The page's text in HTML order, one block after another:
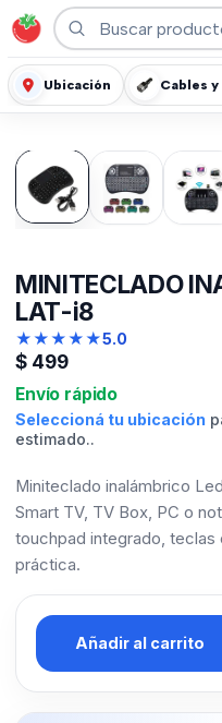
Ubicación Cables y
MINITECLADO
LAT-i8
★★★★★5.0
$ 499
Envío rápido
Seleccioná tu ubicación
estimado..
Miniteclado inalámbrico
Smart TV, TV Box, PC o
touchpad integrado,
práctica.
Añadir al carrito